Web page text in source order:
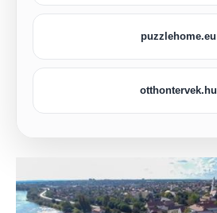
puzzlehome.eu
otthontervek.hu